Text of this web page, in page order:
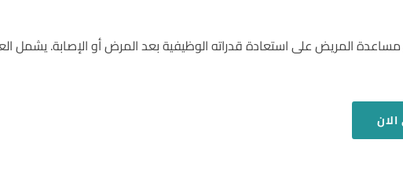
مساعدة المريض على استعادة قدراته الوظيفية بعد المرض أو الإصابة. يشمل
الان